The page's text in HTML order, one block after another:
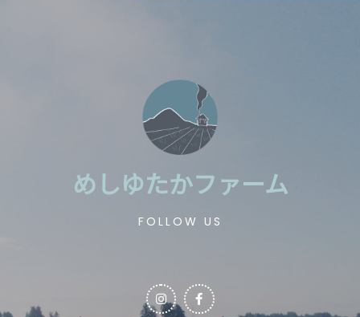
めしゆたかファーム
FOLLOW US